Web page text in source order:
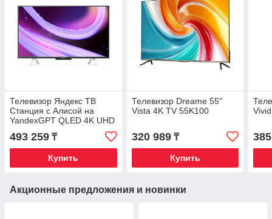
Телевизор Яндекс ТВ
Станция с Алисой на
YandexGPT QLED 4K UHD
493 259 ₸
Купить
Телевизор Dreame 55"
Vista 4K TV 55K100
320 989₸
Купить
Акционные предложения и новинки